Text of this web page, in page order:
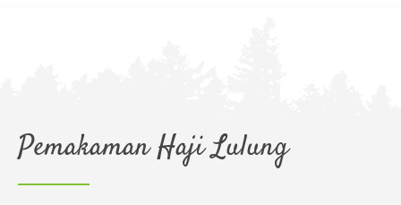
Pemakaman Haji Lulung